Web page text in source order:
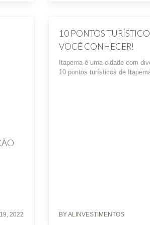
2022
10 PONTOS
VOCÊ CONHECER!
Itapema é uma cidade com
10 pontos turísticos de
BY ALINVESTIMENTOS